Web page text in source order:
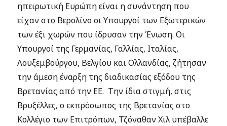
ηπειρωτική Ευρώπη είναι η συνάντηση που
είχαν στο Βερολίνο οι Υπουργοί των Εξωτερικών
των έξι χωρών που ίδρυσαν την Ένωση. Οι
Υπουργοί της Γερμανίας, Γαλλίας, Ιταλίας,
Λουξεμβούργου, Βελγίου και Ολλανδίας, ζήτησαν
την άμεση έναρξη της διαδικασίας εξόδου της
Βρετανίας από την ΕΕ. Την ίδια στιγμή, στις
Βρυξέλλες, ο εκπρόσωπος της Βρετανίας στο
Κολλέγιο των Επιτρόπων, Τζόναθαν Χιλ υπέβαλλε